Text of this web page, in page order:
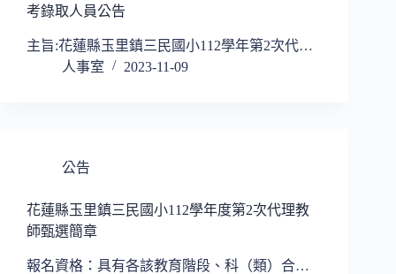
考錄取人員公告
主旨:花蓮縣玉里鎮三民國小112學年第2次代…
人事室
2023-11-09
公告
花蓮縣玉里鎮三民國小112學年度第2次代理教
師甄選簡章
報名資格：具有各該教育階段、科（類）合…